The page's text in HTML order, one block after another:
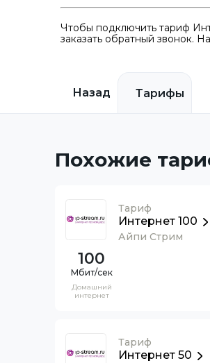
Чтобы подключить тариф
заказать обратный звонок.
Назад Тарифы
Похожие
Тариф
Интернет 100
Айпи Стрим
100
Домашний
интернет
Тариф
Интернет 50